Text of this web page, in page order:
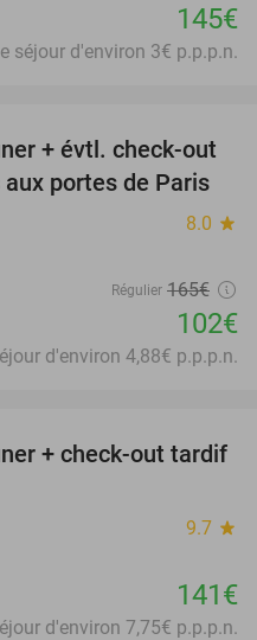
145€
séjour d'environ 3€ p.p.p.n.
38%
+ évtl. check-out
portes de Paris
8.0 star
Régulier 165€
102€
d'environ 4,88€ p.p.p.n.
+ check-out tardif
9.7 star
141€
d'environ 7,75€ p.p.p.n.